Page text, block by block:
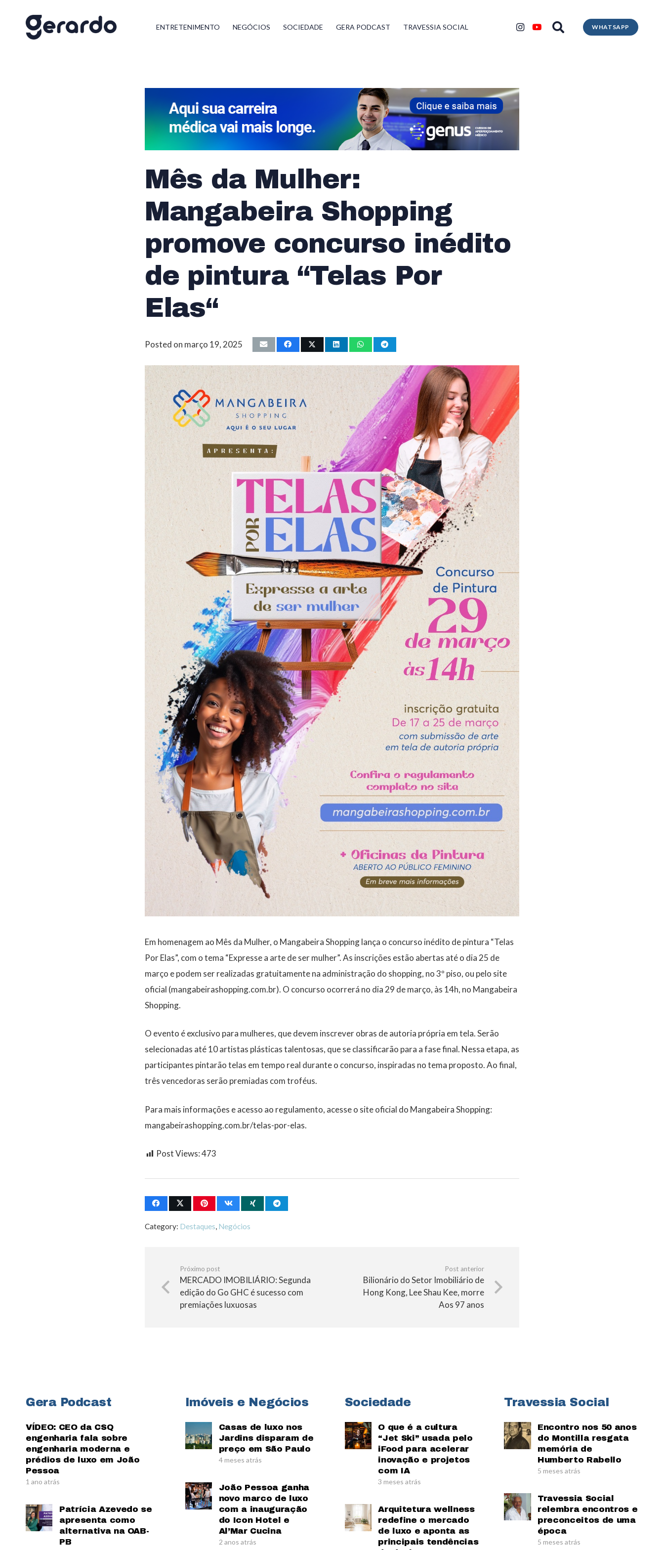
ENTRETENIMENTO NEGÓCIOS SOCIEDADE GERA PODCAST TRAVESSIA SOCIAL WHATSAPP
Mês da Mulher:
Mangabeira Shopping
promove concurso inédito
de pintura “Telas Por
Elas“
Posted on março 19, 2025
Em homenagem ao Mês da Mulher, o Mangabeira Shopping lança o concurso inédito de pintura “Telas
Por Elas”, com o tema “Expresse a arte de ser mulher”. As inscrições estão abertas até o dia 25 de
março e podem ser realizadas gratuitamente na administração do shopping, no 3º piso, ou pelo site
oficial (mangabeirashopping.com.br). O concurso ocorrerá no dia 29 de março, às 14h, no Mangabeira
Shopping.
O evento é exclusivo para mulheres, que devem inscrever obras de autoria própria em tela. Serão
selecionadas até 10 artistas plásticas talentosas, que se classificarão para a fase final. Nessa etapa, as
participantes pintarão telas em tempo real durante o concurso, inspiradas no tema proposto. Ao final,
três vencedoras serão premiadas com troféus.
Para mais informações e acesso ao regulamento, acesse o site oficial do Mangabeira Shopping:
mangabeirashopping.com.br/telas-por-elas.
Post Views:473
Category: Destaques, Negócios
Próximo post
MERCADO IMOBILIÁRIO: Segunda
edição do Go GHC é sucesso com
premiações luxuosas
Post anterior
Bilionário do Setor Imobiliário de
Hong Kong, Lee Shau Kee, morre
Aos 97 anos
Gera Podcast
VÍDEO: CEO da CSQ
engenharia fala sobre
engenharia moderna e
prédios de luxo em João
Pessoa
1 ano atrás
Patrícia Azevedo se
apresenta como
alternativa na OAB-
PB
Imóveis e Negócios
Casas de luxo nos
Jardins disparam de
preço em São Paulo
4 meses atrás
João Pessoa ganha
novo marco de luxo
com a inauguração
do Icon Hotel e
Al’Mar Cucina
2 anos atrás
Sociedade
O que é a cultura
“Jet Ski” usada pelo
iFood para acelerar
inovação e projetos
com IA
3 meses atrás
Arquitetura wellness
redefine o mercado
de luxo e aponta as
principais tendências
Travessia Social
Encontro nos 50 anos
do Montilla resgata
memória de
Humberto Rabello
5 meses atrás
Travessia Social
relembra encontros e
preconceitos de uma
época
5 meses atrás